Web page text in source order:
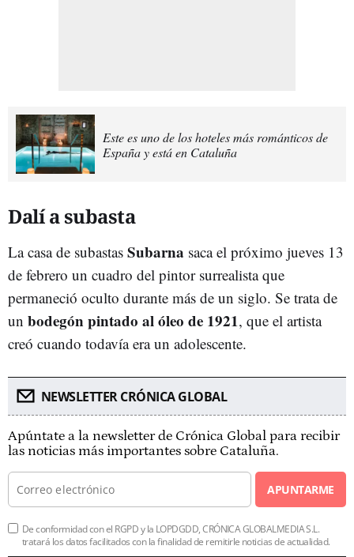
Este es uno de los hoteles más románticos de
España y está en Cataluña
Dalí a subasta
La casa de subastas Subarna saca el próximo jueves 13
de febrero un cuadro del pintor surrealista que
permaneció oculto durante más de un siglo. Se trata de
un bodegón pintado al óleo de 1921, que el artista
creó cuando todavía era un adolescente.
NEWSLETTER CRÓNICA GLOBAL
Apúntate a la newsletter de Crónica Global para recibir
las noticias más importantes sobre Cataluña.
APUNTARME
De conformidad con el RGPD y la LOPDGDD, CRÓNICA GLOBALMEDIA S.L.
tratará los datos facilitados con la finalidad de remitirle noticias de actualidad.